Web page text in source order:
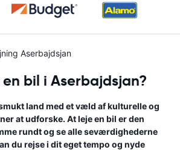
Aserbajdsjan
bil i Aserbajdsjan?
land med et væld af kulturelle og
at udforske. At leje en bil er den
rundt og se alle seværdighederne
du rejse i dit eget tempo og nyde